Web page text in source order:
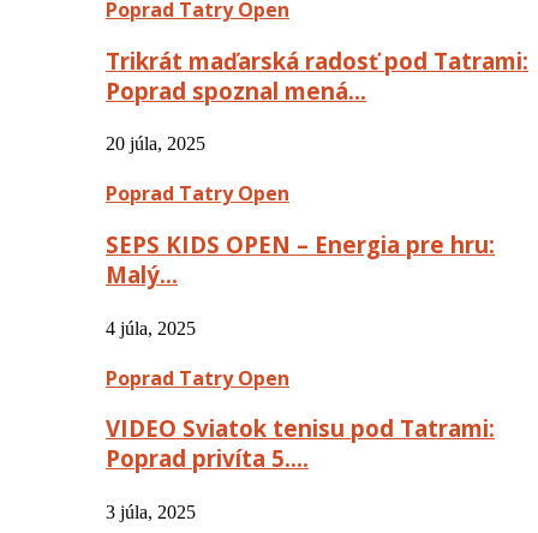
Poprad Tatry Open
Trikrát maďarská radosť pod Tatrami:
Poprad spoznal mená…
20 júla, 2025
Poprad Tatry Open
SEPS KIDS OPEN – Energia pre hru:
Malý…
4 júla, 2025
Poprad Tatry Open
VIDEO Sviatok tenisu pod Tatrami:
Poprad privíta 5….
3 júla, 2025